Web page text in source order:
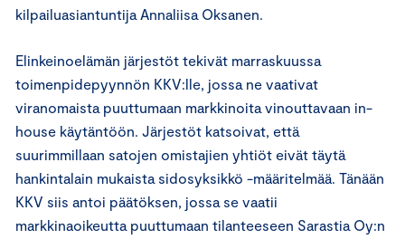
kilpailuasiantuntija Annaliisa Oksanen.
Elinkeinoelämän järjestöt tekivät marraskuussa
toimenpidepyynnön KKV:lle, jossa ne vaativat
viranomaista puuttumaan markkinoita vinouttavaan in-
house käytäntöön. Järjestöt katsoivat, että
suurimmillaan satojen omistajien yhtiöt eivät täytä
hankintalain mukaista sidosyksikkö -määritelmää. Tänään
KKV siis antoi päätöksen, jossa se vaatii
markkinaoikeutta puuttumaan tilanteeseen Sarastia Oy:n